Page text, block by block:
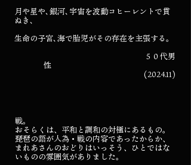
月や星や､銀河､宇宙を波動コヒーレントで貫
ぬき､
生命の子宮､海で胎児がその存在を主張する。
５０代男
性
(2024.11)
戦。
おそらくは、平和と調和の対極にあるもの。
琵琶の語が人為•戦の内容であったからか、
まれあさんのおどりはいっそう、ひとではな
いものの雰囲気がありました。